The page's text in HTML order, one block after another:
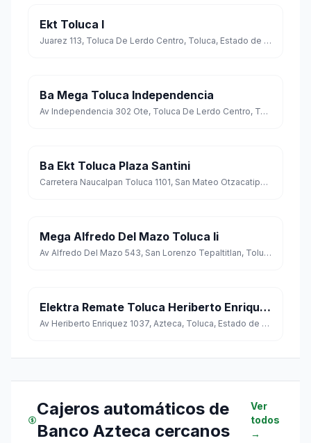
Ekt Toluca I
Juarez 113, Toluca De Lerdo Centro, Toluca, Estado de México
Ba Mega Toluca Independencia
Av Independencia 302 Ote, Toluca De Lerdo Centro, Toluca, Estado de México
Ba Ekt Toluca Plaza Santini
Carretera Naucalpan Toluca 1101, San Mateo Otzacatipan, Toluca, Estado de México
Mega Alfredo Del Mazo Toluca Ii
Av Alfredo Del Mazo 543, San Lorenzo Tepaltitlan, Toluca, Estado de México
Elektra Remate Toluca Heriberto Enriquez
Av Heriberto Enriquez 1037, Azteca, Toluca, Estado de México
Cajeros automáticos de
Banco Azteca cercanos
Ver
todos
→